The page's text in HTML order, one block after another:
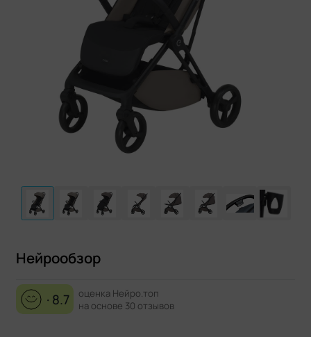
Нейрообзор
· 8.7
оценка Нейро.топ
на основе 30 отзывов